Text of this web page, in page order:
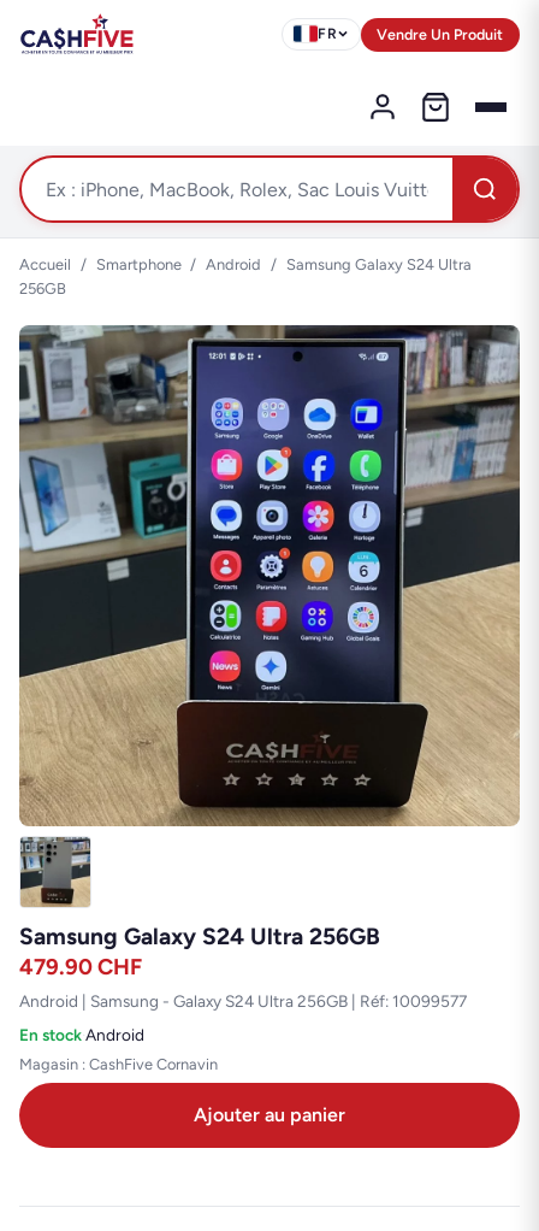
FR Vendre Un Produit
Accueil / Smartphone / Android /
Samsung Galaxy S24 Ultra
256GB
Samsung Galaxy S24 Ultra 256GB
479.90CHF
Android | Samsung - Galaxy S24 Ultra 256GB | Réf: 10099577
En stock·Android
Magasin : CashFive Cornavin
Ajouter au panier